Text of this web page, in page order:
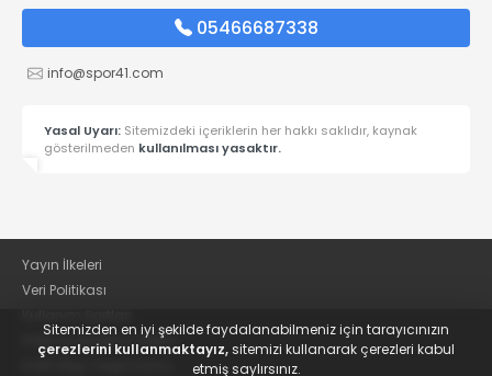
05466687338
info@spor41.com
Yasal Uyarı: Sitemizdeki içeriklerin her hakkı saklıdır, kaynak
gösterilmeden kullanılması yasaktır.
Yayın İlkeleri
Veri Politikası
KVKK Aydınlatma Metni
Sitemizden en iyi şekilde faydalanabilmeniz için tarayıcınızın
çerezlerini kullanmaktayız,sitemizi kullanarak çerezleri kabul
etmiş saylırsınız.